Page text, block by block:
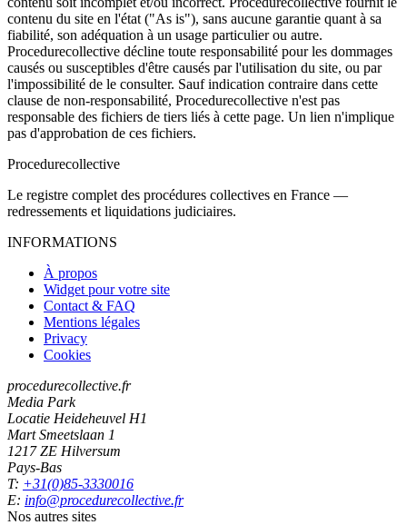
contenu du site en l'état ("As is"), sans aucune garantie quant à sa
fiabilité, son adéquation à un usage particulier ou autre.
Procedurecollective décline toute responsabilité pour les dommages
causés ou susceptibles d'être causés par l'utilisation du site, ou par
l'impossibilité de le consulter. Sauf indication contraire dans cette
clause de non-responsabilité, Procedurecollective n'est pas
responsable des fichiers de tiers liés à cette page. Un lien n'implique
pas d'approbation de ces fichiers.
Procedurecollective
Le registre complet des procédures collectives en France —
redressements et liquidations judiciaires.
INFORMATIONS
À propos
Widget pour votre site
Contact & FAQ
Mentions légales
Privacy
Cookies
procedurecollective.fr
Media Park
Locatie Heideheuvel H1
Mart Smeetslaan 1
1217 ZE Hilversum
Pays-Bas
T: +31(0)85-3330016
E: info@procedurecollective.fr
Nos autres sites